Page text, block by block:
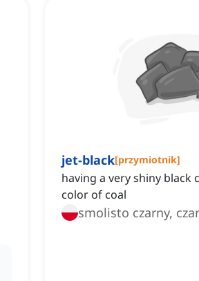
jet-black[przymiotnik]
having a very shiny black
color of coal
smolisto czarny,